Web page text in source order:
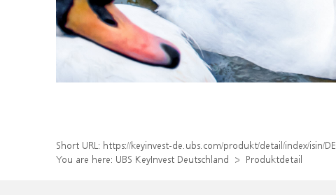
Short URL: https://keyinvest-de.ubs.com/produkt/detail/index/isin/
You are here: UBS KeyInvest Deutschland Produktdetail